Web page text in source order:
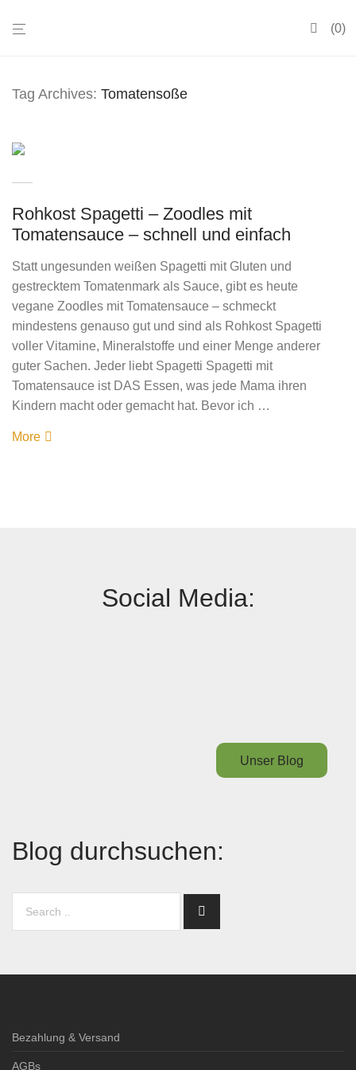
0
Tag Archives: Tomatensoße
Rohkost Spagetti – Zoodles mit
Tomatensauce – schnell und einfach
Statt ungesunden weißen Spagetti mit Gluten und
gestrecktem Tomatenmark als Sauce, gibt es heute
vegane Zoodles mit Tomatensauce – schmeckt
mindestens genauso gut und sind als Rohkost Spagetti
voller Vitamine, Mineralstoffe und einer Menge anderer
guter Sachen. Jeder liebt Spagetti Spagetti mit
Tomatensauce ist DAS Essen, was jede Mama ihren
Kindern macht oder gemacht hat. Bevor ich …
More
Social Media:
Unser Blog
Blog durchsuchen:
Bezahlung & Versand
AGBs